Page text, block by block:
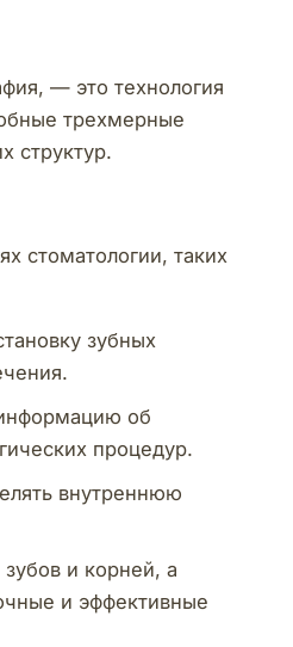
— это технология
трехмерные
структур.
стоматологии, таких
зубных
об
процедур.
внутреннюю
и корней, а
и эффективные